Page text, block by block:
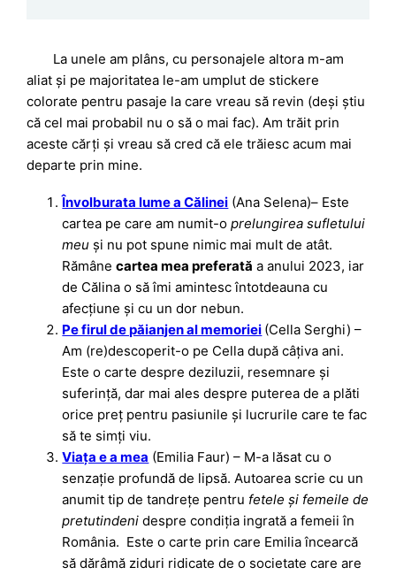
La unele am plâns, cu personajele altora m-am
aliat și pe majoritatea le-am umplut de stickere
colorate pentru pasaje la care vreau să revin (deși știu
că cel mai probabil nu o să o mai fac). Am trăit prin
aceste cărți și vreau să cred că ele trăiesc acum mai
departe prin mine.
Învolburata lume a Călinei (Ana Selena)– Este
cartea pe care am numit-oprelungirea sufletului
meu și nu pot spune nimic mai mult de atât.
Rămânecartea mea preferată a anului 2023, iar
de Călina o să îmi amintesc întotdeauna cu
afecțiune și cu un dor nebun.
Pe firul de păianjen al memoriei (Cella Serghi) –
Am (re)descoperit-o pe Cella după câțiva ani.
Este o carte despre deziluzii, resemnare și
suferință, dar mai ales despre puterea de a plăti
orice preț pentru pasiunile și lucrurile care te fac
să te simți viu.
Viața e a mea (Emilia Faur) – M-a lăsat cu o
senzație profundă de lipsă. Autoarea scrie cu un
anumit tip de tandrețe pentru fetele și femeile de
pretutindenidespre condiția ingrată a femeii în
România. Este o carte prin care Emilia încearcă
să dărâmă ziduri ridicate de o societate care are